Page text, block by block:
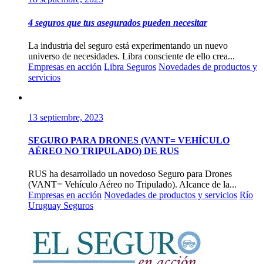
4 seguros que tus asegurados pueden necesitar
La industria del seguro está experimentando un nuevo
universo de necesidades. Libra consciente de ello crea...
Empresas en acción Libra Seguros Novedades de productos y
servicios
13 septiembre, 2023
SEGURO PARA DRONES (VANT= VEHÍCULO
AÉREO NO TRIPULADO) DE RUS
RUS ha desarrollado un novedoso Seguro para Drones
(VANT= Vehículo Aéreo no Tripulado). Alcance de la...
Empresas en acción Novedades de productos y servicios Río
Uruguay Seguros